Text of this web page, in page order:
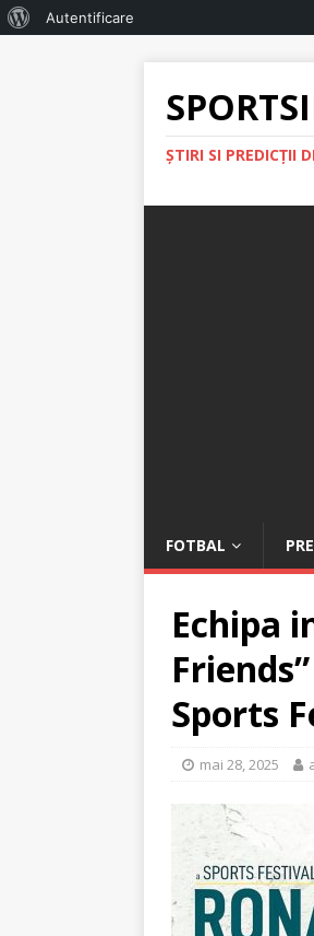
Autentificare
ŞTIRI SI PREDICŢII
FOTBAL
Echipa
Sports
mai 28, 2025